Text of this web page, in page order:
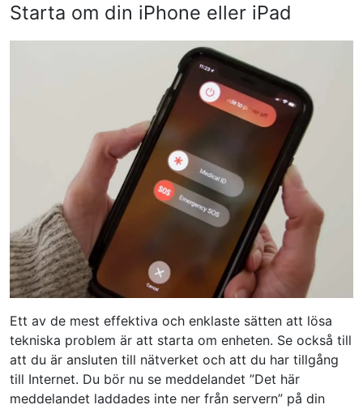
Starta om din iPhone eller iPad
Ett av de mest effektiva och enklaste sätten att lösa
tekniska problem är att starta om enheten. Se också till
att du är ansluten till nätverket och att du har tillgång
till Internet. Du bör nu se meddelandet ”Det här
meddelandet laddades inte ner från servern” på din